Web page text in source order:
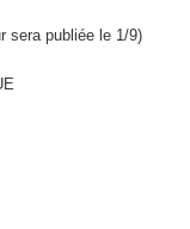
sera publiée le 1/9)